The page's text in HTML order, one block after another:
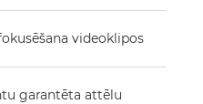
videoklipos
garantēta attēlu